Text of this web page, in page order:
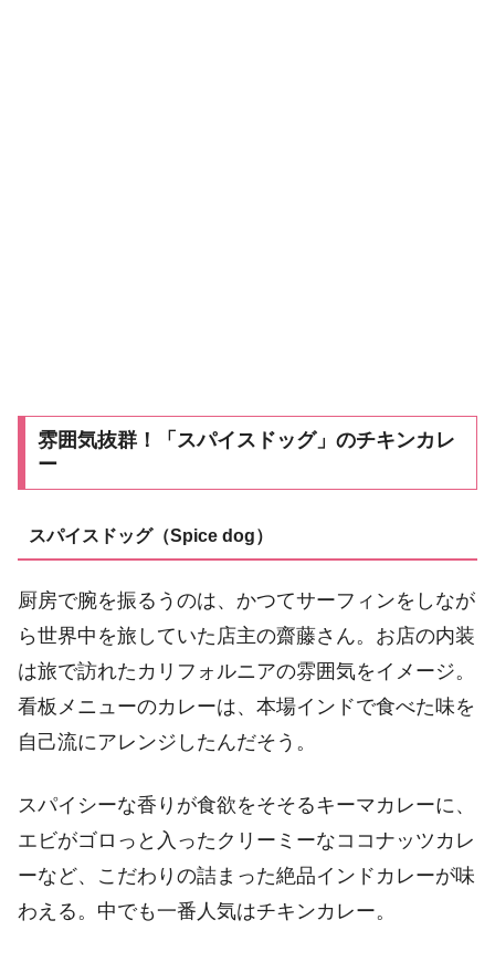
雰囲気抜群！「スパイスドッグ」のチキンカレ
ー
スパイスドッグ（Spice dog）
厨房で腕を振るうのは、かつてサーフィンをしなが
ら世界中を旅していた店主の齋藤さん。お店の内装
は旅で訪れたカリフォルニアの雰囲気をイメージ。
看板メニューのカレーは、本場インドで食べた味を
自己流にアレンジしたんだそう。
スパイシーな香りが食欲をそそるキーマカレーに、
エビがゴロっと入ったクリーミーなココナッツカレ
ーなど、こだわりの詰まった絶品インドカレーが味
わえる。中でも一番人気はチキンカレー。